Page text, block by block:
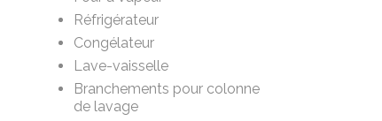
Réfrigérateur
Congélateur
Lave-vaisselle
Branchements pour colonne
de lavage